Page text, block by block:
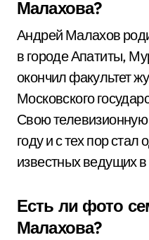
Малахова?
Андрей Малахов
в городе Апатиты,
окончил факультет
Московского
Свою телевизионную
году и с тех пор
известных ведущих
Есть ли фото
Малахова?